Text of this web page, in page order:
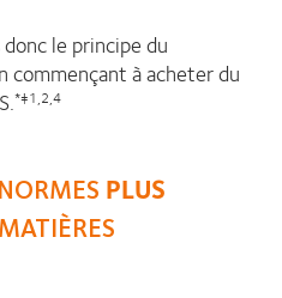
le principe du
commençant à acheter du
*‡1,2,4
PLUS